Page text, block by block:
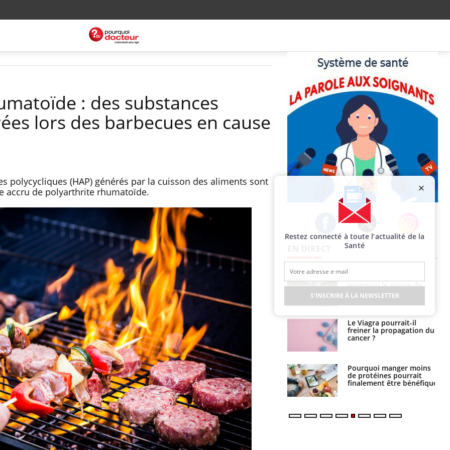
: des substances
lors des barbecues en cause
polycycliques (HAP) générés par la cuisson des aliments sont
accru de polyarthrite rhumatoïde.
Facebook Twitter Instagram
Chikungunya, dengue,
West Nile : que se passe-
t-il dans le sud de la
France ?
Les médicaments GLP-1
protègent-ils aussi les os
?
Cytomégalovirus : ce qui
change dans la prise en
charge des femmes
enceintes
VIH : la fin du comprimé
tous les jours se profile-t-
elle enfin ?
Pourquoi votre ventre
gâche-t-il les premiers
jours de vos vacances ?
pourquoi le risque de
noyade grimpe-t-il ?
Le Viagra pourrait-il
freiner la propagation du
cancer ?
Pourquoi manger moins
de protéines pourrait
finalement être bénéfique
Restez connecté à toute l’actualité de la
Santé
S'INSCRIRE À LA NEWSLETTER